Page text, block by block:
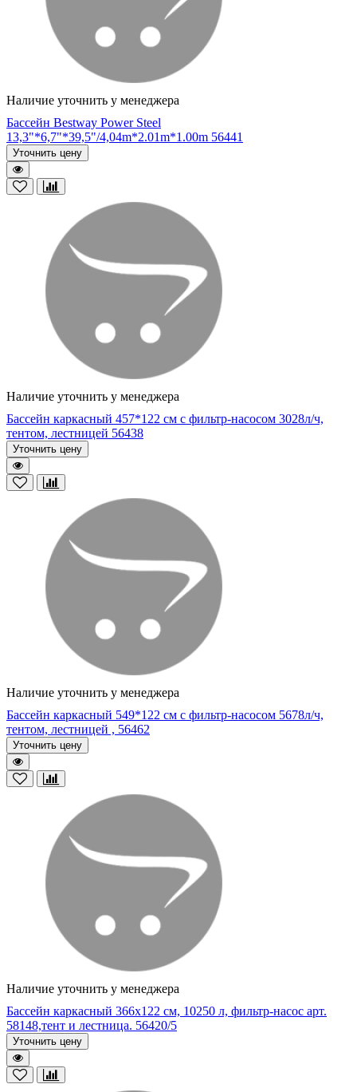
Наличие уточнить у менеджера
Бассейн Bestway Power Steel
13,3"*6,7"*39,5"/4,04m*2.01m*1.00m 56441
Уточнить цену
Наличие уточнить у менеджера
Бассейн каркасный 457*122 см с фильтр-насосом 3028л/ч,
тентом, лестницей 56438
Уточнить цену
Наличие уточнить у менеджера
Бассейн каркасный 549*122 см с фильтр-насосом 5678л/ч,
тентом, лестницей , 56462
Уточнить цену
Наличие уточнить у менеджера
Бассейн каркасный 366х122 см, 10250 л, фильтр-насос арт.
58148,тент и лестница. 56420/5
Уточнить цену